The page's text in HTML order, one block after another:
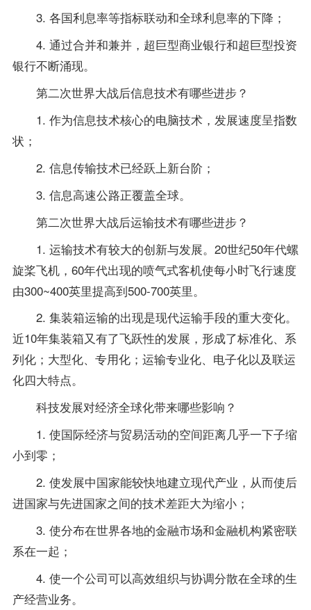
3. 各国利息率等指标联动和全球利息率的下降；
4. 通过合并和兼并，超巨型商业银行和超巨型投资
银行不断涌现。
第二次世界大战后信息技术有哪些进步？
1. 作为信息技术核心的电脑技术，发展速度呈指数
状；
2. 信息传输技术已经跃上新台阶；
3. 信息高速公路正覆盖全球。
第二次世界大战后运输技术有哪些进步？
1. 运输技术有较大的创新与发展。20世纪50年代螺
旋桨飞机，60年代出现的喷气式客机使每小时飞行速度
由300~400英里提高到500-700英里。
2. 集装箱运输的出现是现代运输手段的重大变化。
近10年集装箱又有了飞跃性的发展，形成了标准化、系
列化；大型化、专用化；运输专业化、电子化以及联运
化四大特点。
科技发展对经济全球化带来哪些影响？
1. 使国际经济与贸易活动的空间距离几乎一下子缩
小到零；
2. 使发展中国家能较快地建立现代产业，从而使后
进国家与先进国家之间的技术差距大为缩小；
3. 使分布在世界各地的金融市场和金融机构紧密联
系在一起；
4. 使一个公司可以高效组织与协调分散在全球的生
产经营业务。